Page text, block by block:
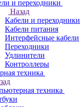
и переходники
Назад
Кабели и переходники
Кабели питания
Интерфейсные кабели
Переходники
Удлинители
Контроллеры
техника
техника